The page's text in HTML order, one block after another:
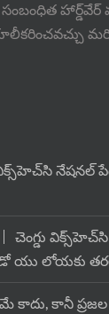
విక్స్‌హెచ్‌సి నేషనల్
చెంగ్డు
యు లోయకు
కాదు, కానీ